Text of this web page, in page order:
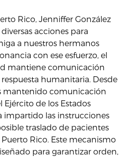
Rico, Jenniffer González
acciones para
a nuestros hermanos
con ese esfuerzo, el
mantiene comunicación
humanitaria. Desde
mantenido comunicación
de los Estados
impartido las instrucciones
traslado de pacientes
Rico. Este mecanismo
para garantizar orden,